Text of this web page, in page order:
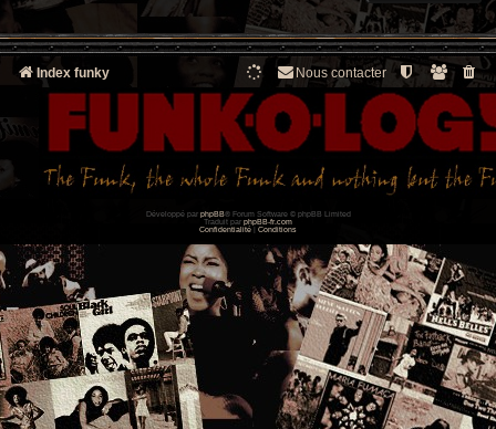
Index funky Nous contacter
Développé par phpBB® Forum Software © phpBB Limited
Traduit par phpBB-fr.com
Confidentialité | Conditions